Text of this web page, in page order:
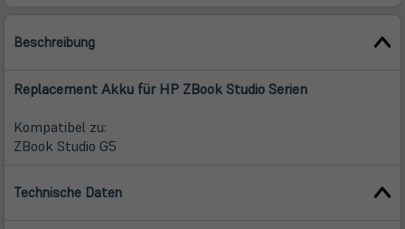
Beschreibung
Replacement Akku für HP ZBook Studio Serien
Kompatibel zu:
ZBook Studio G5
Technische Daten